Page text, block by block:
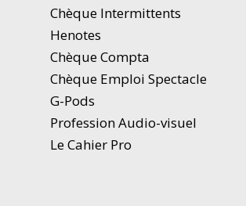
Chèque Intermittents
Henotes
Chèque Compta
Chèque Emploi Spectacle
G-Pods
Profession Audio-visuel
Le Cahier Pro